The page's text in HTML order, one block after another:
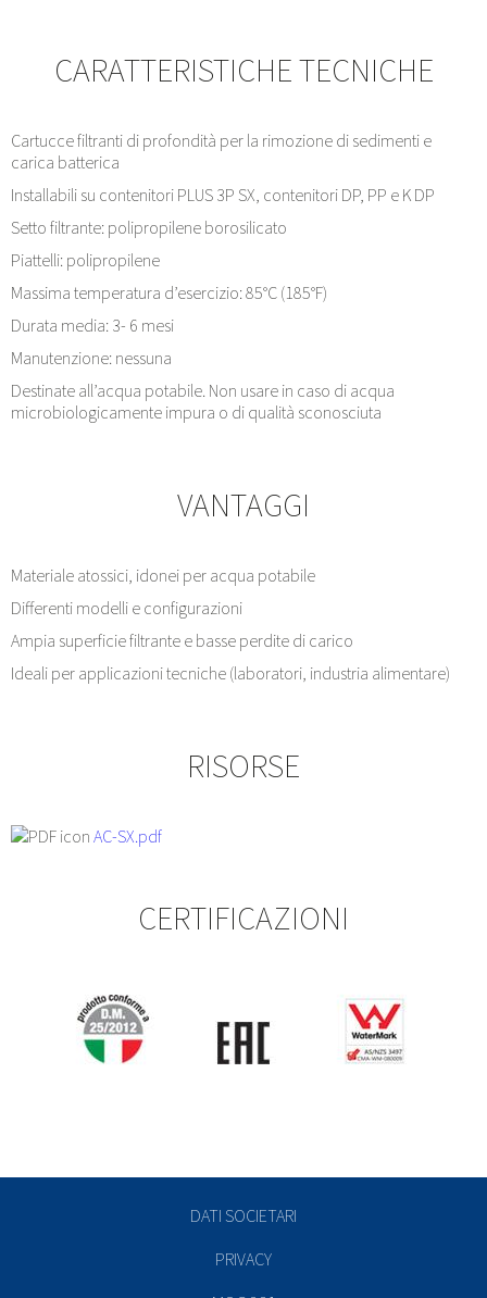
CARATTERISTICHE TECNICHE
Cartucce filtranti di profondità per la rimozione di sedimenti e
carica batterica
Installabili su contenitori PLUS 3P SX, contenitori DP, PP e K DP
Setto filtrante: polipropilene borosilicato
Piattelli: polipropilene
Massima temperatura d’esercizio: 85°C (185°F)
Durata media: 3- 6 mesi
Manutenzione: nessuna
Destinate all’acqua potabile. Non usare in caso di acqua
microbiologicamente impura o di qualità sconosciuta
VANTAGGI
Materiale atossici, idonei per acqua potabile
Differenti modelli e configurazioni
Ampia superficie filtrante e basse perdite di carico
Ideali per applicazioni tecniche (laboratori, industria alimentare)
RISORSE
AC-SX.pdf
CERTIFICAZIONI
DATI SOCIETARI
PRIVACY